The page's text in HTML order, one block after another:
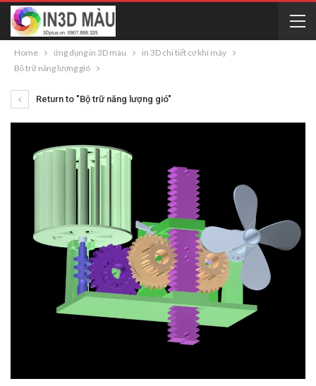
Home ứng dụng in 3D màu
in 3D chi tiết cơ khí máy
Bộ trữ năng lượng gió
Return to "Bộ trữ năng lượng gió"